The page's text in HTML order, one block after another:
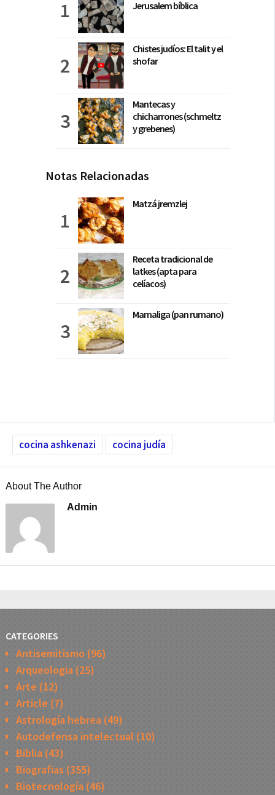
Jerusalem bíblica
Chistes judíos: El talit y el
shofar
Mantecas y
chicharrones (schmeltz
y grebenes)
Notas Relacionadas
Matzá jremzlej
Receta tradicional de
latkes (apta para
celíacos)
Mamaliga (pan rumano)
cocina ashkenazi cocina judía
About The Author
Admin
CATEGORIES
Antisemitismo (96)
Arqueologia(25)
Arte (12)
Article (7)
Astrología hebrea(49)
Autodefensa intelectual (10)
Biblia(43)
Biografias (355)
Biotecnología(46)